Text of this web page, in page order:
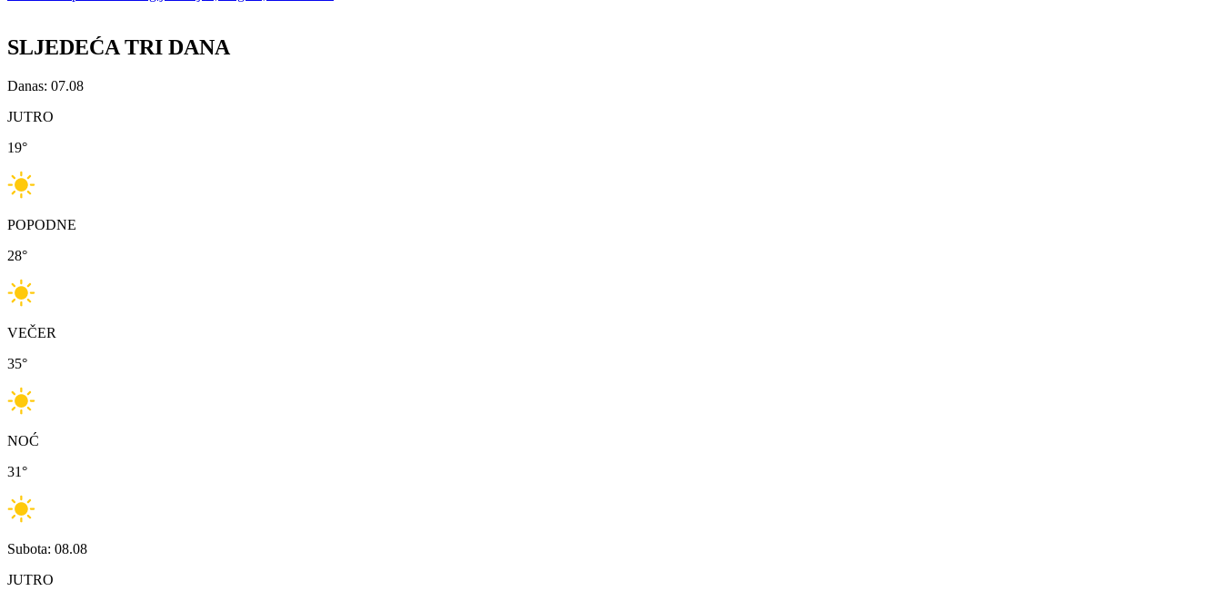
SLJEDEĆA TRI DANA
Danas: 07.08
JUTRO
19°
POPODNE
28°
VEČER
35°
NOĆ
31°
Subota: 08.08
JUTRO